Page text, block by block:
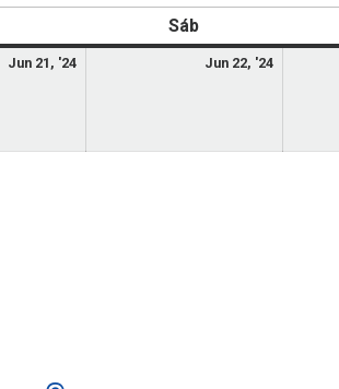
Sáb
Jun 21, '24 Jun 22, '24